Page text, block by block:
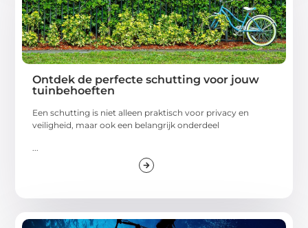
Ontdek de perfecte schutting voor jouw
tuinbehoeften
Een schutting is niet alleen praktisch voor privacy en
veiligheid, maar ook een belangrijk onderdeel